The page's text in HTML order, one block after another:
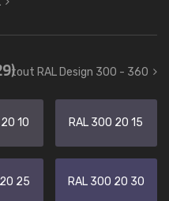
tout RAL Design 300 - 360
10 RAL 300 20 15
25 RAL 300 20 30